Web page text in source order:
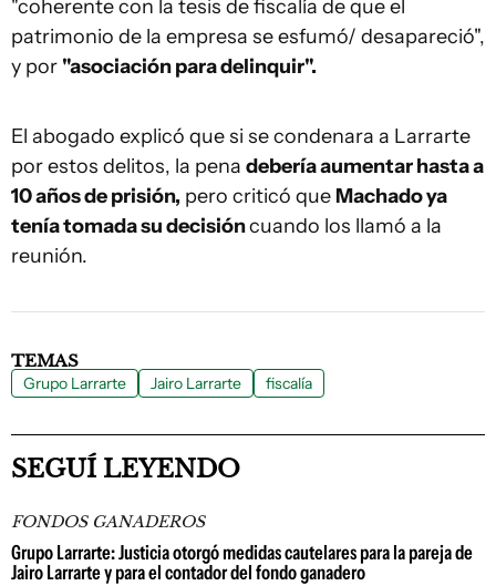
"coherente con la tesis de fiscalía de que el
patrimonio de la empresa se esfumó/ desapareció",
y por "asociación para delinquir".
El abogado explicó que si se condenara a Larrarte
por estos delitos, la pena debería aumentar hasta a
10 años de prisión, pero criticó que Machado ya
tenía tomada su decisióncuando los llamó a la
reunión.
TEMAS
Grupo Larrarte Jairo Larrarte fiscalía
SEGUÍ LEYENDO
FONDOS GANADEROS
Grupo Larrarte: Justicia otorgó medidas cautelares para la pareja de
Jairo Larrarte y para el contador del fondo ganadero